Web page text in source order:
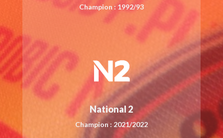
Champion : 1992/93
National 2
Champion : 2021/2022